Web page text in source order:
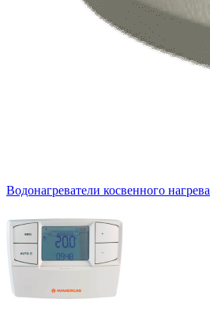
Водонагреватели косвенного нагрева